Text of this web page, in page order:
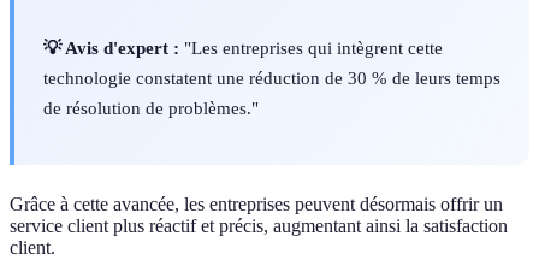
💡 Avis d'expert : "Les entreprises qui intègrent cette
technologie constatent une réduction de 30 % de leurs temps
de résolution de problèmes."
Grâce à cette avancée, les entreprises peuvent désormais offrir un
service client plus réactif et précis, augmentant ainsi la satisfaction
client.